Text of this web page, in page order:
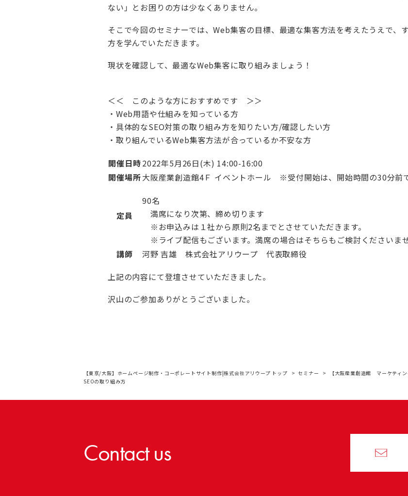
ない」とお困りの方は少なくありません。
そこで今回のセミナーでは、Web集客の目標、最適な集客方法を考えたうえで、
方を学んでいただきます。
現状を確認して、最適なWeb集客に取り組みましょう！
＜＜ このような方におすすめです ＞＞
・Web用語や仕組みを知っている方
・具体的なSEO対策の取り組み方を知りたい方/確認したい方
・取り組んでいるWeb集客方法が合っているか不安な方
開催日時2022年5月26日(木) 14:00-16:00
開催場所大阪産業創造館4Ｆ イベントホール ※受付開始は、開始時間の30分前で
定員
90名
満席になり次第、締め切ります
※お申込みは１社から原則2名までとさせていただきます。
※ライブ配信もございます。満席の場合はそちらもご検討くださいま
講師
河野 吉雄 株式会社アリウープ 代表取締役
上記の内容にて登壇させていただきました。
沢山のご参加ありがとうございました。
【東京/大阪】ホームページ制作・コーポレートサイト制作|株式会社アリウープ トップ セミナー
【大阪産業創造館 マーケティ
SEOの取り組み方
Contact us